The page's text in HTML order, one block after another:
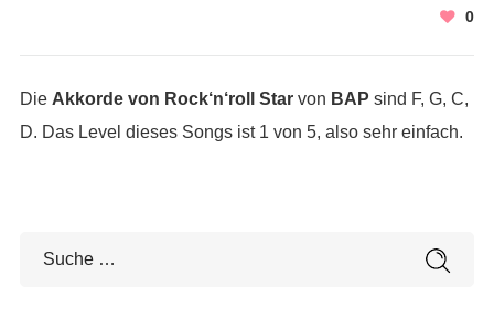
0
Die Akkorde von Rock‘n‘roll Starvon BAP sind F, G, C,
D. Das Level dieses Songs ist 1 von 5, also sehr einfach.